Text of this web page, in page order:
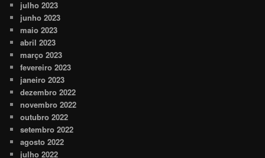
julho 2023
junho 2023
maio 2023
abril 2023
março 2023
fevereiro 2023
janeiro 2023
dezembro 2022
novembro 2022
outubro 2022
setembro 2022
agosto 2022
julho 2022